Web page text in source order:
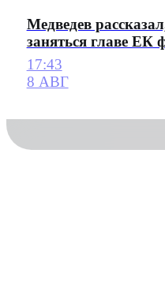
Медведев
заняться главе ЕК
17:43
8 АВГ